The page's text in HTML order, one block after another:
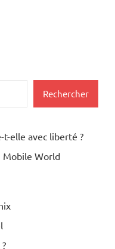
Rechercher
t-elle avec liberté ?
Mobile World